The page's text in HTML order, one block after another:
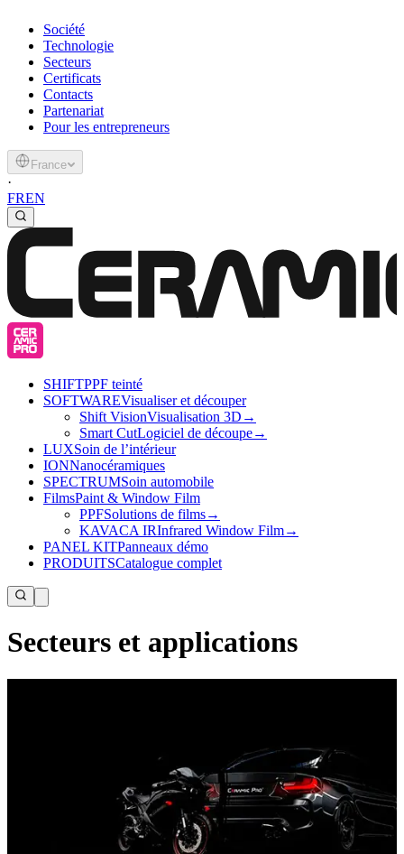
Société
Technologie
Secteurs
Certificats
Contacts
Partenariat
Pour les entrepreneurs
France
·
FREN
SHIFTPPF teinté
SOFTWAREVisualiser et découper
Shift VisionVisualisation 3D →
Smart CutLogiciel de découpe→
LUXSoin de l’intérieur
IONNanocéramiques
SPECTRUMSoin automobile
FilmsPaint & Window Film
PPFSolutions de films→
KAVACA IRInfrared Window Film→
PANEL KITPanneaux démo
PRODUITSCatalogue complet
Secteurs et applications